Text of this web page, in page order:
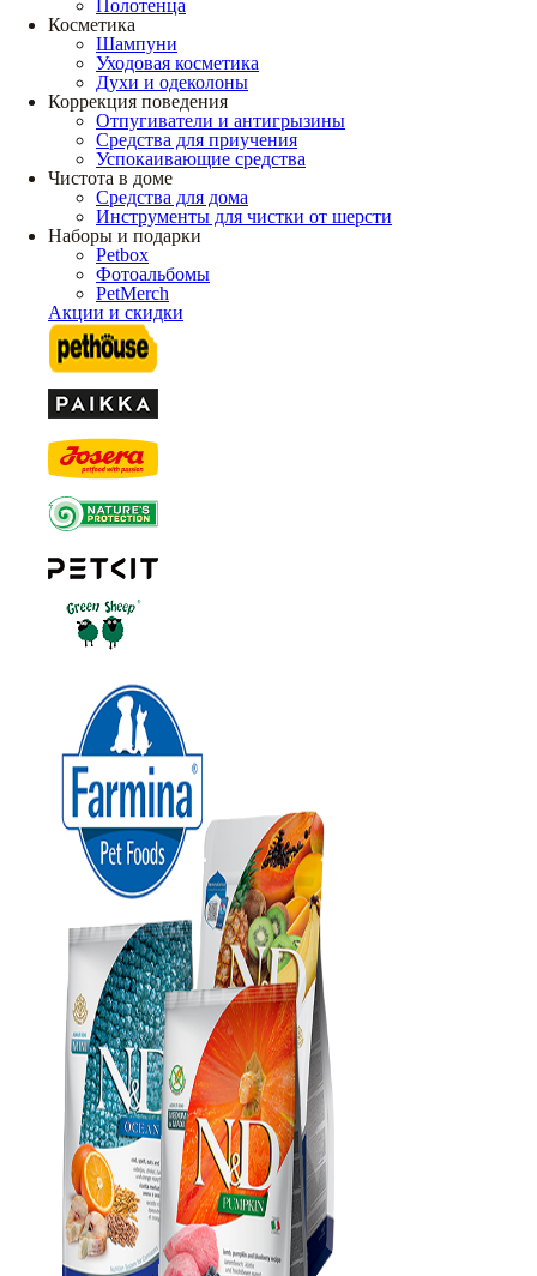
Полотенца
Косметика
Шампуни
Уходовая косметика
Духи и одеколоны
Коррекция поведения
Отпугиватели и антигрызины
Средства для приучения
Успокаивающие средства
Чистота в доме
Средства для дома
Инструменты для чистки от шерсти
Наборы и подарки
Petbox
Фотоальбомы
PetMerch
Акции и скидки